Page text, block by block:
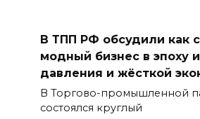
В ТПП РФ обсудили как
модный бизнес в эпоху
давления и жёсткой
В Торгово-промышленной
состоялся круглый